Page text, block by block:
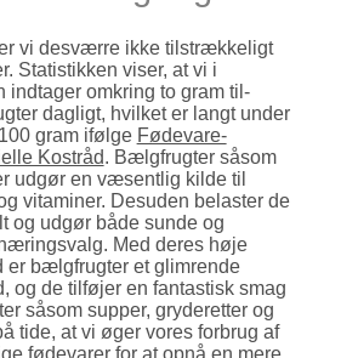
vi desværre ikke til­strækkeligt
Statistikken viser, at vi i
indtager omkring to gram til­
dagligt, hvilket er langt under
gram ifølge Fødevare­
Kostråd. Bælgfrugter såsom
udgør en væsentlig kilde til
vita­miner. Desuden belaster de
og udgør både sunde og
Med deres høje
bælg­frugter et glimrende
og de tilføjer en fantastisk smag
såsom supper, gryde­retter og
tide, at vi øger vores forbrug af
føde­varer for at opnå en mere